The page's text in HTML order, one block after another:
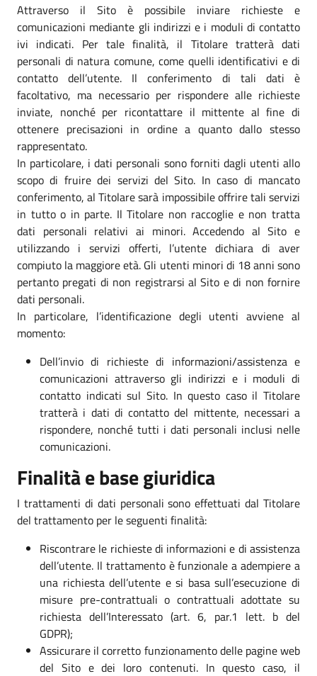
Attraverso il Sito è possibile inviare richieste e
comunicazioni mediante gli indirizzi e i moduli di contatto
ivi indicati. Per tale finalità, il Titolare tratterà dati
personali di natura comune, come quelli identificativi e di
contatto dell’utente. Il conferimento di tali dati è
facoltativo, ma necessario per rispondere alle richieste
inviate, nonché per ricontattare il mittente al fine di
ottenere precisazioni in ordine a quanto dallo stesso
rappresentato.
In particolare, i dati personali sono forniti dagli utenti allo
scopo di fruire dei servizi del Sito. In caso di mancato
conferimento, al Titolare sarà impossibile offrire tali servizi
in tutto o in parte. Il Titolare non raccoglie e non tratta
dati personali relativi ai minori. Accedendo al Sito e
utilizzando i servizi offerti, l’utente dichiara di aver
compiuto la maggiore età. Gli utenti minori di 18 anni sono
pertanto pregati di non registrarsi al Sito e di non fornire
dati personali.
In particolare, l’identificazione degli utenti avviene al
momento:
Dell’invio di richieste di informazioni/assistenza e
comunicazioni attraverso gli indirizzi e i moduli di
contatto indicati sul Sito. In questo caso il Titolare
tratterà i dati di contatto del mittente, necessari a
rispondere, nonché tutti i dati personali inclusi nelle
comunicazioni.
Finalità e base giuridica
I trattamenti di dati personali sono effettuati dal Titolare
del trattamento per le seguenti finalità:
Riscontrare le richieste di informazioni e di assistenza
dell’utente. Il trattamento è funzionale a adempiere a
una richiesta dell’utente e si basa sull’esecuzione di
misure pre-contrattuali o contrattuali adottate su
richiesta dell’Interessato (art. 6, par.1 lett. b del
GDPR);
Assicurare il corretto funzionamento delle pagine web
del Sito e dei loro contenuti. In questo caso, il